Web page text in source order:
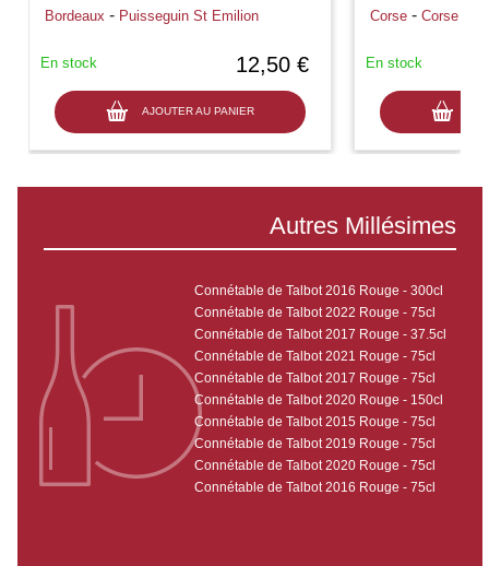
Bordeaux - Puisseguin St Emilion
12,50 €
AJOUTER AU PANIER
En stock
Corse -Corse
En stock
Autres Millésimes
Connétable de Talbot 2016 Rouge - 300cl
Connétable de Talbot 2022 Rouge - 75cl
Connétable de Talbot 2017 Rouge - 37.5cl
Connétable de Talbot 2021 Rouge - 75cl
Connétable de Talbot 2017 Rouge - 75cl
Connétable de Talbot 2020 Rouge - 150cl
Connétable de Talbot 2015 Rouge - 75cl
Connétable de Talbot 2019 Rouge - 75cl
Connétable de Talbot 2020 Rouge - 75cl
Connétable de Talbot 2016 Rouge - 75cl